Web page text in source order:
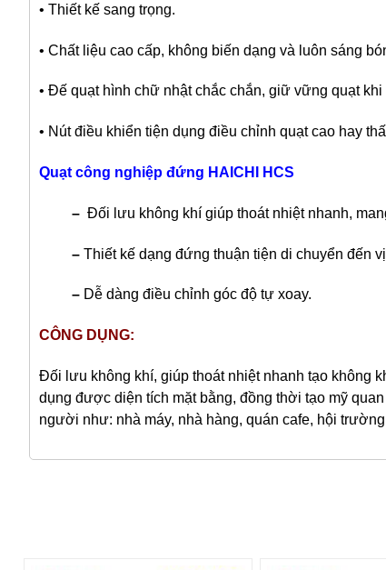
• Thiết kế sang trọng.
• Chất liệu cao cấp, không biến dạng và luôn sáng
• Đế quạt hình chữ nhật chắc chắn, giữ vững quạt khi
• Nút điều khiển tiện dụng điều chỉnh quạt cao hay
Quạt công nghiệp đứng HAICHI HCS
– Đối lưu không khí giúp thoát nhiệt nhanh,
– Thiết kế dạng đứng thuận tiện di chuyển đến
– Dễ dàng điều chỉnh góc độ tự xoay.
CÔNG DỤNG:
Đối lưu không khí, giúp thoát nhiệt nhanh tạo không
dụng được diện tích mặt bằng, đồng thời tạo mỹ
người như: nhà máy, nhà hàng, quán cafe, hội